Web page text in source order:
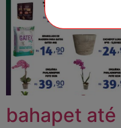
bahapet